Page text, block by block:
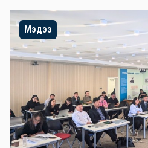
Мэдээ